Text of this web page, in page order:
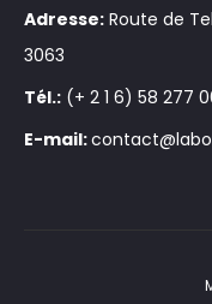
Adresse: Route de
3063
Tél.: (+ 2 1 6) 58 277
E-mail: